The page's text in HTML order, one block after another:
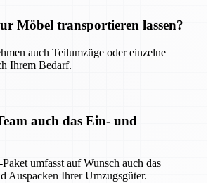
Möbel transportieren lassen?
auch Teilumzüge oder einzelne
Ihrem Bedarf.
auch das Ein- und
umfasst auf Wunsch auch das
Auspacken Ihrer Umzugsgüter.